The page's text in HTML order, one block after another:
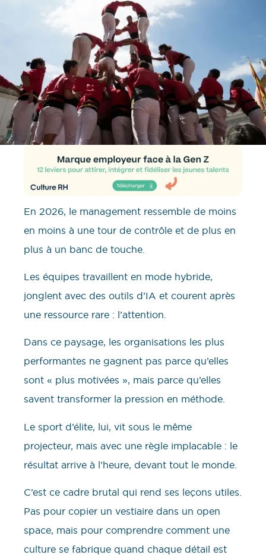
En 2026, le management ressemble de moins
en moins à une tour de contrôle et de plus en
plus à un banc de touche.
Les équipes travaillent en mode hybride,
jonglent avec des outils d’IA et courent après
une ressource rare : l’attention.
Dans ce paysage, les organisations les plus
performantes ne gagnent pas parce qu’elles
sont « plus motivées », mais parce qu’elles
savent transformer la pression en méthode.
Le sport d’élite, lui, vit sous le même
projecteur, mais avec une règle implacable : le
résultat arrive à l’heure, devant tout le monde.
C’est ce cadre brutal qui rend ses leçons utiles.
Pas pour copier un vestiaire dans un open
space, mais pour comprendre comment une
culture se fabrique quand chaque détail est